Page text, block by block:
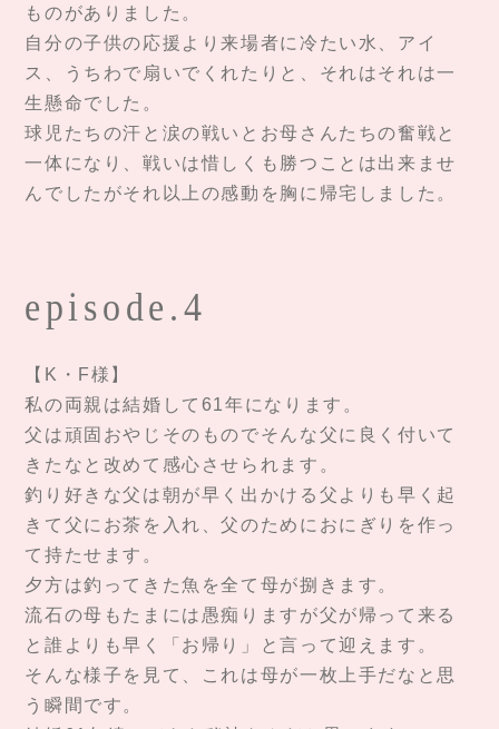
ものがありました。
自分の子供の応援より来場者に冷たい水、アイ
ス、うちわで扇いでくれたりと、それはそれは一
生懸命でした。
球児たちの汗と涙の戦いとお母さんたちの奮戦と
一体になり、戦いは惜しくも勝つことは出来ませ
んでしたがそれ以上の感動を胸に帰宅しました。
episode.4
【K・F様】
私の両親は結婚して61年になります。
父は頑固おやじそのものでそんな父に良く付いて
きたなと改めて感心させられます。
釣り好きな父は朝が早く出かける父よりも早く起
きて父にお茶を入れ、父のためにおにぎりを作っ
て持たせます。
夕方は釣ってきた魚を全て母が捌きます。
流石の母もたまには愚痴りますが父が帰って来る
と誰よりも早く「お帰り」と言って迎えます。
そんな様子を見て、これは母が一枚上手だなと思
う瞬間です。